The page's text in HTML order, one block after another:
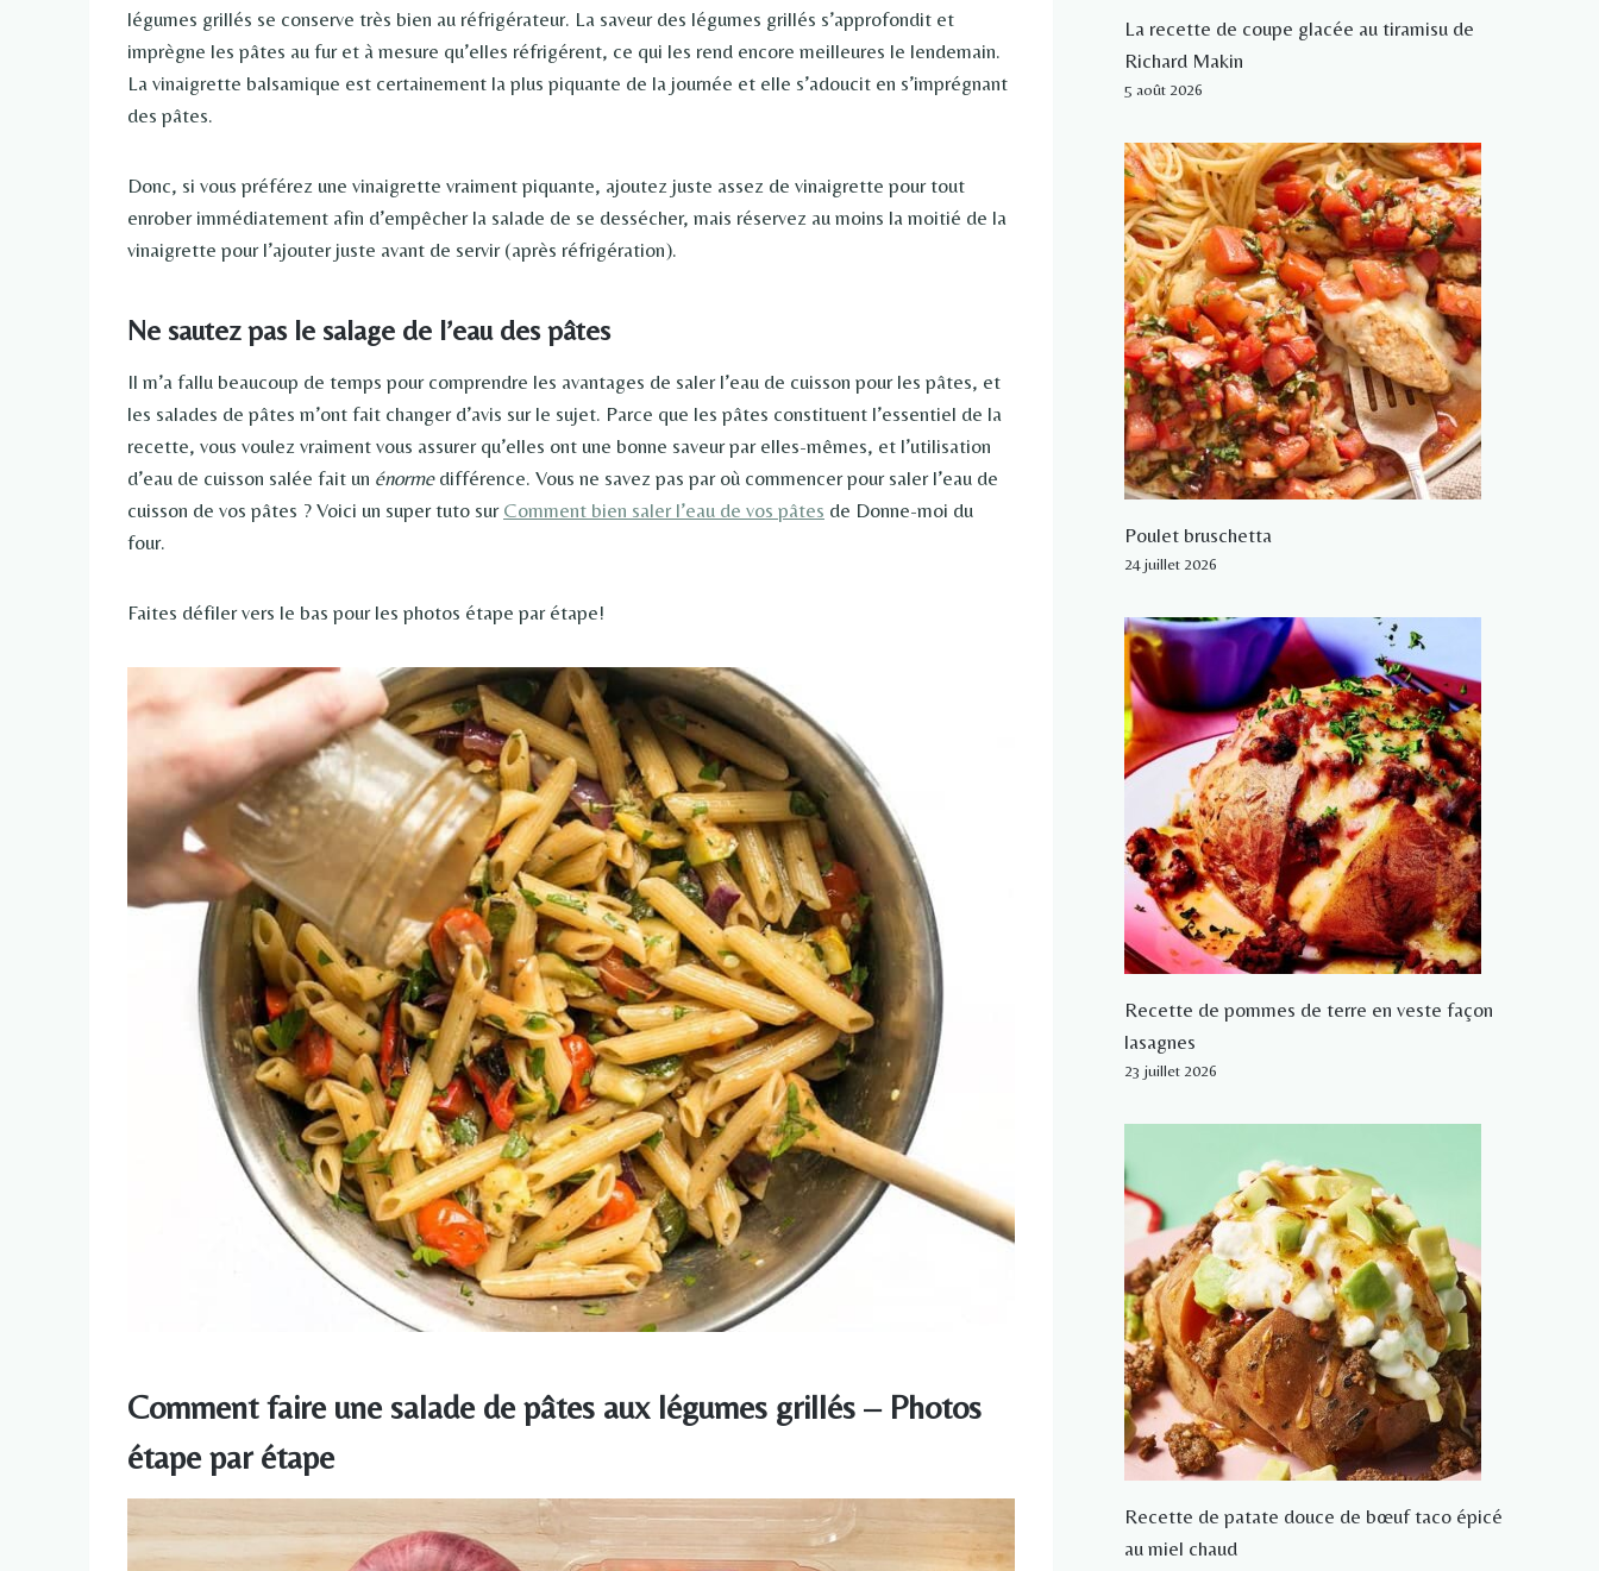
légumes grillés se conserve très bien au réfrigérateur. La saveur des légumes grillés s’approfondit et
imprègne les pâtes au fur et à mesure qu’elles réfrigérent, ce qui les rend encore meilleures le lendemain.
La vinaigrette balsamique est certainement la plus piquante de la journée et elle s’adoucit en s’imprégnant
des pâtes.
Donc, si vous préférez une vinaigrette vraiment piquante, ajoutez juste assez de vinaigrette pour tout
enrober immédiatement afin d’empêcher la salade de se dessécher, mais réservez au moins la moitié de la
vinaigrette pour l’ajouter juste avant de servir (après réfrigération).
Ne sautez pas le salage de l’eau des pâtes
Il m’a fallu beaucoup de temps pour comprendre les avantages de saler l’eau de cuisson pour les pâtes, et
les salades de pâtes m’ont fait changer d’avis sur le sujet. Parce que les pâtes constituent l’essentiel de la
recette, vous voulez vraiment vous assurer qu’elles ont une bonne saveur par elles-mêmes, et l’utilisation
d’eau de cuisson salée fait un énormedifférence. Vous ne savez pas par où commencer pour saler l’eau de
cuisson de vos pâtes ? Voici un super tuto sur Comment bien saler l’eau de vos pâtes de Donne-moi du
four.
Faites défiler vers le bas pour les photos étape par étape!
Comment faire une salade de pâtes aux légumes grillés – Photos
étape par étape
La recette de coupe glacée au tiramisu de
Richard Makin
5 août 2026
Poulet bruschetta
24 juillet 2026
Recette de pommes de terre en veste façon
lasagnes
23 juillet 2026
Recette de patate douce de bœuf taco épicé
au miel chaud